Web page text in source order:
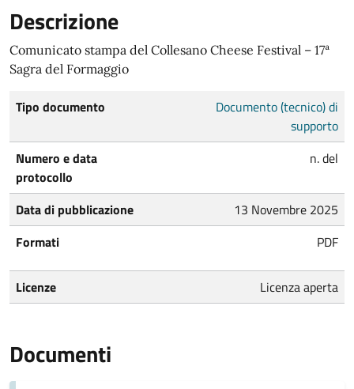
Descrizione
Comunicato stampa del Collesano Cheese Festival – 17ª
Sagra del Formaggio
Tipo documento
Documento (tecnico) di
supporto
Numero e data
protocollo
n. del
Data di pubblicazione
13 Novembre 2025
Formati
PDF
Licenze Licenza aperta
Documenti